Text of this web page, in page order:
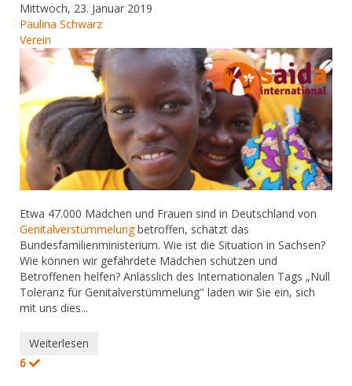
Mittwoch, 23. Januar 2019
Paulina Schwarz
Verein
Etwa 47.000 Mädchen und Frauen sind in Deutschland von
Genitalverstümmelungbetroffen, schätzt das
Bundesfamilienministerium. Wie ist die Situation in Sachsen?
Wie können wir gefährdete Mädchen schützen und
Betroffenen helfen? Anlässlich des Internationalen Tags „Null
Toleranz für Genitalverstümmelung" laden wir Sie ein, sich
mit uns dies...
Weiterlesen
6